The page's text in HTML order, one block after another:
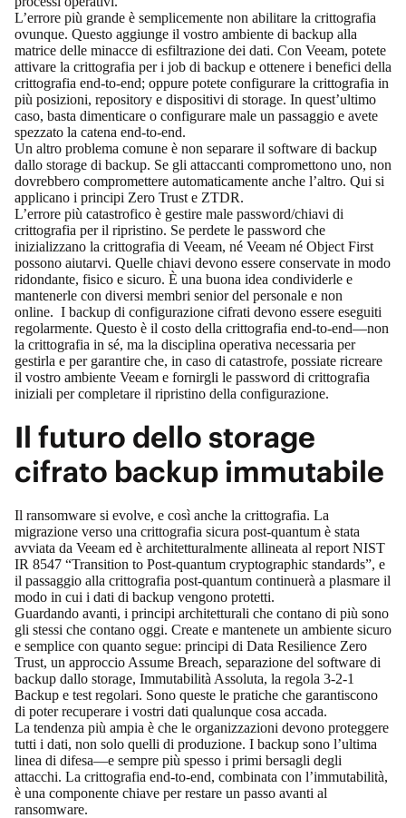
L’errore più grande è semplicemente non abilitare la crittografia
ovunque. Questo aggiunge il vostro ambiente di backup alla
matrice delle minacce di esfiltrazione dei dati. Con Veeam, potete
attivare la crittografia per i job di backup e ottenere i benefici della
crittografia end‑to‑end; oppure potete configurare la crittografia in
più posizioni, repository e dispositivi di storage. In quest’ultimo
caso, basta dimenticare o configurare male un passaggio e avete
spezzato la catena end‑to‑end.
Un altro problema comune è non separare il software di backup
dallo storage di backup. Se gli attaccanti compromettono uno, non
dovrebbero compromettere automaticamente anche l’altro. Qui si
applicano i principi Zero Trust e ZTDR.
L’errore più catastrofico è gestire male password/chiavi di
crittografia per il ripristino. Se perdete le password che
inizializzano la crittografia di Veeam, né Veeam né Object First
possono aiutarvi. Quelle chiavi devono essere conservate in modo
ridondante, fisico e sicuro. È una buona idea condividerle e
mantenerle con diversi membri senior del personale e non
online. I backup di configurazione cifrati devono essere eseguiti
regolarmente. Questo è il costo della crittografia end‑to‑end—non
la crittografia in sé, ma la disciplina operativa necessaria per
gestirla e per garantire che, in caso di catastrofe, possiate ricreare
il vostro ambiente Veeam e fornirgli le password di crittografia
iniziali per completare il ripristino della configurazione.
Il futuro dello storage
cifrato backup immutabile
Il ransomware si evolve, e così anche la crittografia. La
migrazione verso una crittografia sicura post‑quantum è stata
avviata da Veeam ed è architetturalmente allineata al report NIST
IR 8547 “Transition to Post-quantum cryptographic standards”, e
il passaggio alla crittografia post‑quantum continuerà a plasmare il
modo in cui i dati di backup vengono protetti.
Guardando avanti, i principi architetturali che contano di più sono
gli stessi che contano oggi. Create e mantenete un ambiente sicuro
e semplice con quanto segue: principi di Data Resilience Zero
Trust, un approccio Assume Breach, separazione del software di
backup dallo storage, Immutabilità Assoluta, la regola 3‑2‑1
Backup e test regolari. Sono queste le pratiche che garantiscono
di poter recuperare i vostri dati qualunque cosa accada.
La tendenza più ampia è che le organizzazioni devono proteggere
tutti i dati, non solo quelli di produzione. I backup sono l’ultima
linea di difesa—e sempre più spesso i primi bersagli degli
attacchi. La crittografia end‑to‑end, combinata con l’immutabilità,
è una componente chiave per restare un passo avanti al
ransomware.